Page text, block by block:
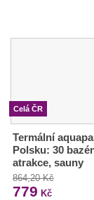
Celá ČR
Termální
Polsku: 30
atrakce, sauny
864,20 Kč
779 Kč